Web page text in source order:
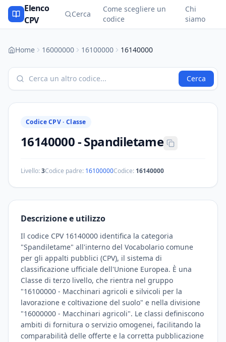
Elenco
CPV
Cerca
Come scegliere un
codice
Chi
siamo
Home 16000000 16100000 16140000
Cerca
Codice CPV · Classe
16140000-Spandiletame
Livello:3Codice padre: 16100000Codice: 16140000
Descrizione e utilizzo
Il codice CPV 16140000 identifica la categoria
"Spandiletame" all'interno del Vocabolario comune
per gli appalti pubblici (CPV), il sistema di
classificazione ufficiale dell'Unione Europea. È una
Classe di terzo livello, che rientra nel gruppo
"16100000 - Macchinari agricoli e silvicoli per la
lavorazione e coltivazione del suolo" e nella divisione
"16000000 - Macchinari agricoli". Le classi definiscono
ambiti di fornitura o servizio omogenei, facilitando la
comparabilità delle offerte e la corretta pubblicazione